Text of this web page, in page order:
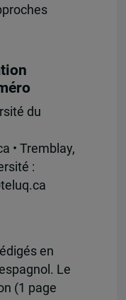
du
• Tremblay,
:
en
Le
(1 page